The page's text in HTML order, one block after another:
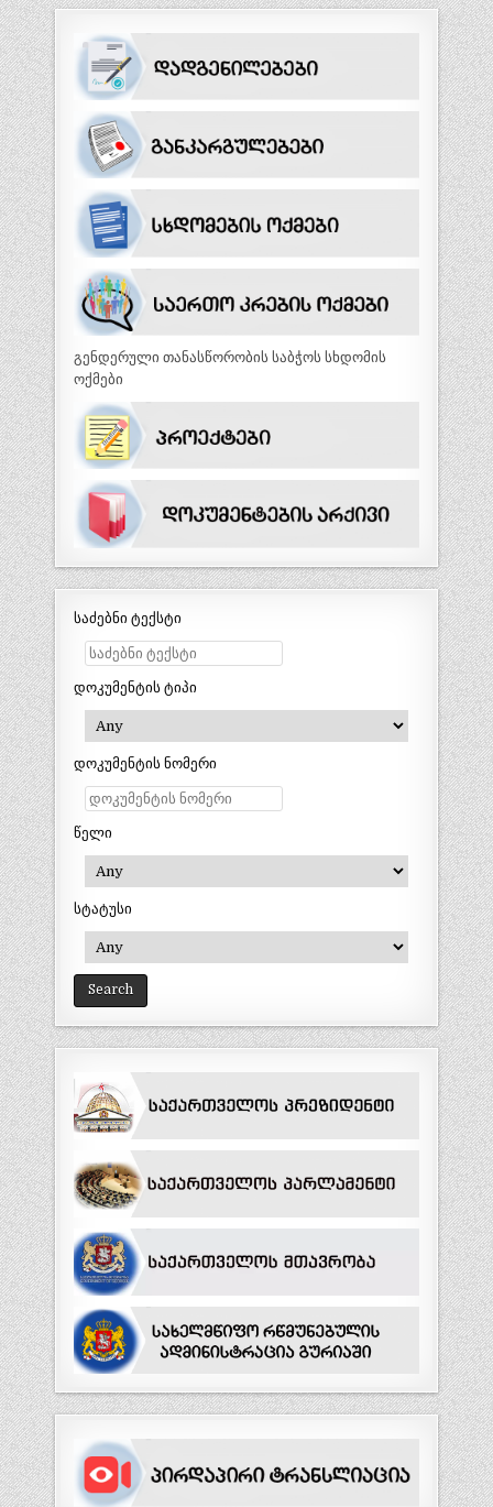
გენდერული თანასწორობის საბჭოს სხდომის
ოქმები
საძებნი ტექსტი
დოკუმენტის ტიპი
დოკუმენტის ნომერი
წელი
სტატუსი